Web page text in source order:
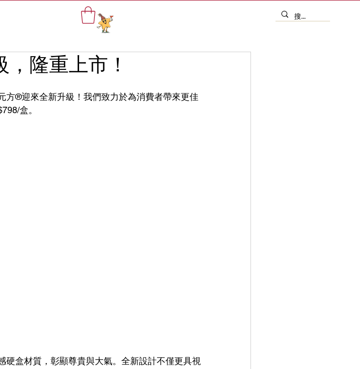
隆重上市！
方®迎來全新升級！我們致力於為消費者帶來更佳
盒。
硬盒材質，彰顯尊貴與大氣。全新設計不僅更具視